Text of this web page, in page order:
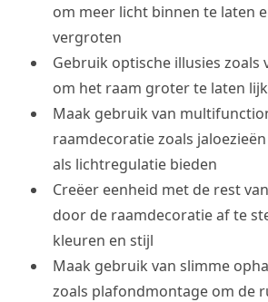
om meer licht binnen te laten
vergroten
Gebruik optische illusies zoals
om het raam groter te laten
Maak gebruik van
raamdecoratie zoals
als lichtregulatie bieden
Creëer eenheid met de rest
door de raamdecoratie af te
kleuren en stijl
Maak gebruik van slimme
zoals plafondmontage om de